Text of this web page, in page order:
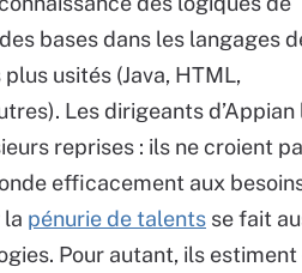
bases dans les langages
usités (Java, HTML,
Les dirigeants d’Appian
reprises : ils ne croient
efficacement aux
la pénurie de talents se fait
Pour autant, ils